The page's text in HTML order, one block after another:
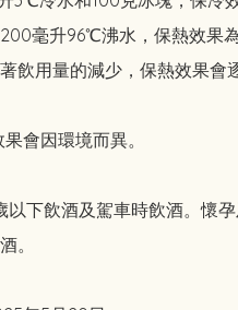
毫升96℃沸水，保熱效果
飲用量的減少，保熱效果會
會因環境而異。
以下飲酒及駕車時飲酒。懷
。